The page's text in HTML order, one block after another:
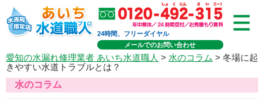
24時間、フリーダイヤル
メールでのお問い合わせ
愛知の水漏れ修理業者 あいち水道職人 > 水のコラム > 冬場に起
きやすい水道トラブルとは？
水のコラム